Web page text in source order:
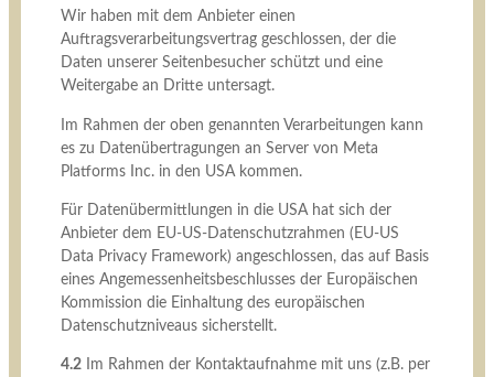
Wir haben mit dem Anbieter einen
Auftragsverarbeitungsvertrag geschlossen, der die
Daten unserer Seitenbesucher schützt und eine
Weitergabe an Dritte untersagt.
Im Rahmen der oben genannten Verarbeitungen kann
es zu Datenübertragungen an Server von Meta
Platforms Inc. in den USA kommen.
Für Datenübermittlungen in die USA hat sich der
Anbieter dem EU-US-Datenschutzrahmen (EU-US
Data Privacy Framework) angeschlossen, das auf Basis
eines Angemessenheitsbeschlusses der Europäischen
Kommission die Einhaltung des europäischen
Datenschutzniveaus sicherstellt.
4.2Im Rahmen der Kontaktaufnahme mit uns (z.B. per